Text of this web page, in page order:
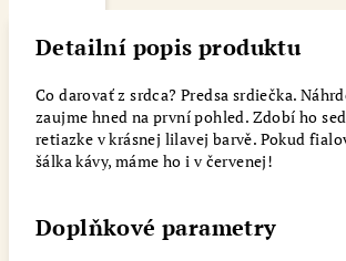
Detailní popis produktu
Co darovať z srdca? Predsa srdiečka.
zaujme hned na první pohled. Zdobí ho
retiazke v krásnej lilavej barvě. Pokud
šálka kávy, máme ho i v červenej!
Doplňkové parametry